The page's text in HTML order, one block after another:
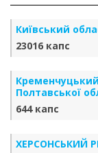
Київський
23016 капс
Полтавської
644 капс
ХЕРСОНСЬКИЙ